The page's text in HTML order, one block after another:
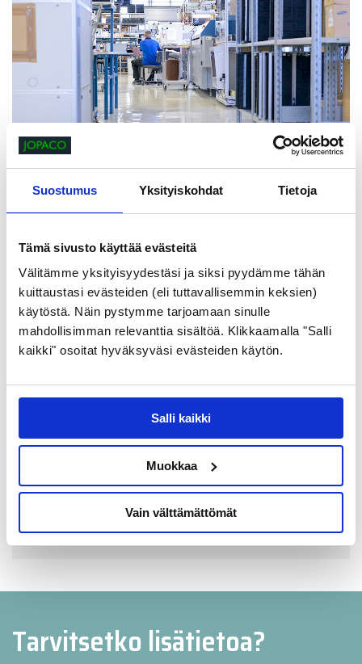
Suostumus Yksityiskohdat Tietoja
Tämä sivusto käyttää evästeitä
Välitämme yksityisyydestäsi ja siksi pyydämme tähän
kuittaustasi evästeiden (eli tuttavallisemmin keksien)
käytöstä. Näin pystymme tarjoamaan sinulle
mahdollisimman relevanttia sisältöä. Klikkaamalla "Salli
kaikki" osoitat hyväksyväsi evästeiden käytön.
Salli kaikki
Muokkaa
Vain välttämättömät
Palvelumme
pähkinänkuoressa
Valmistuspalvelu
SMT + THT + loppukokoonpano
AOI + toiminnallinen testaus
Materiaalilogistiikka
Protovaiheen ja piensarjojen
erikoisosaaminen
Valmistettavuuden suunnittelutuki,
Tarvitsetko lisätietoa?